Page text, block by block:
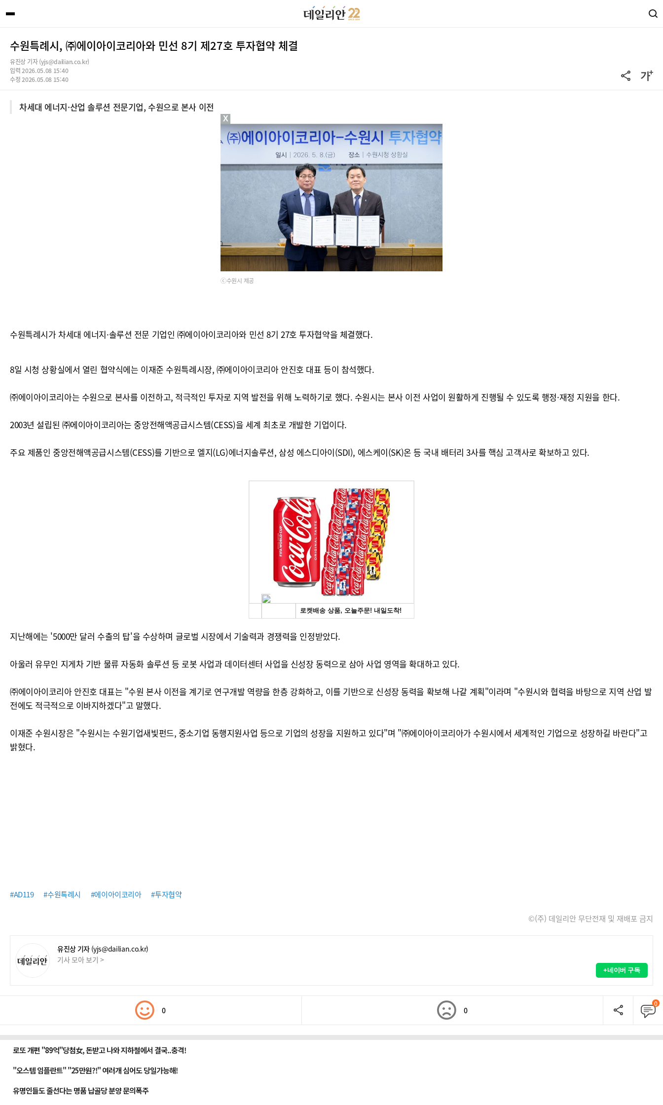
수원특례시, ㈜에이아이코리아와 민선 8기 제27호 투자협약 체결
유진상 기자 (yjs@dailian.co.kr)
입력 2026.05.08 15:40
수정 2026.05.08 15:40
차세대 에너지·산업 솔루션 전문기업, 수원으로 본사 이전
ⓒ수원시 제공
수원특례시가 차세대 에너지·솔루션 전문 기업인 ㈜에이아이코리아와 민선 8기 27호 투자협약을 체결했다.
8일 시청 상황실에서 열린 협약식에는 이재준 수원특례시장, ㈜에이아이코리아 안진호 대표 등이 참석했다.
㈜에이아이코리아는 수원으로 본사를 이전하고, 적극적인 투자로 지역 발전을 위해 노력하기로 했다. 수원시는 본사 이전 사업이 원활하게 진행될 수 있도록 행정·재정 지원을 한다.
2003년 설립된 ㈜에이아이코리아는 중앙전해액공급시스템(CESS)을 세계 최초로 개발한 기업이다.
주요 제품인 중앙전해액공급시스템(CESS)를 기반으로 엘지(LG)에너지솔루션, 삼성 에스디아이(SDI), 에스케이(SK)온 등 국내 배터리 3사를 핵심 고객사로 확보하고 있다.
지난해에는 '5000만 달러 수출의 탑'을 수상하며 글로벌 시장에서 기술력과 경쟁력을 인정받았다.
아울러 유무인 지게차 기반 물류 자동화 솔루션 등 로봇 사업과 데이터센터 사업을 신성장 동력으로 삼아 사업 영역을 확대하고 있다.
㈜에이아이코리아 안진호 대표는 "수원 본사 이전을 계기로 연구개발 역량을 한층 강화하고, 이를 기반으로 신성장 동력을 확보해 나갈 계획"이라며 "수원시와 협력을 바탕으로 지역 산업 발
전에도 적극적으로 이바지하겠다"고 말했다.
이재준 수원시장은 "수원시는 수원기업새빛펀드, 중소기업 동행지원사업 등으로 기업의 성장을 지원하고 있다"며 "㈜에이아이코리아가 수원시에서 세계적인 기업으로 성장하길 바란다"고
밝혔다.
#AD119 #수원특례시 #에이아이코리아 #투자협약
©(주) 데일리안 무단전재 및 재배포 금지
유진상 기자 (yjs@dailian.co.kr)
기사 모아 보기 >
+네이버 구독
0 0
0
X